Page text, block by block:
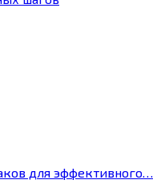
для эффективного…